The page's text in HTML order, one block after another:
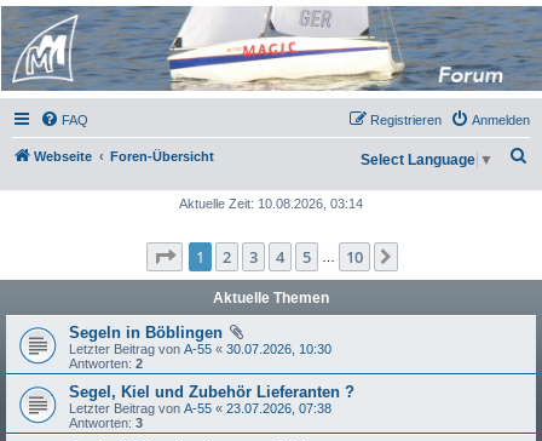
Micro Magic Forum
Deutschland
FAQ Anmelden
Registrieren
Webseite Foren-Übersicht Select Language ▼
Aktuelle Zeit: 10.08.2026, 03:14
Seite 1von 10
1 2 3 4 5 10
Aktuelle Themen
Segeln in Böblingen
Letzter Beitrag von A-55 « 30.07.2026, 10:30
Antworten: 2
Segel, Kiel und Zubehör Lieferanten ?
Letzter Beitrag von A-55 « 23.07.2026, 07:38
Antworten: 3